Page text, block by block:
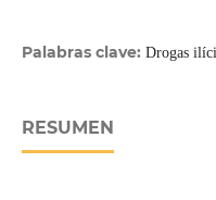
Palabras clave: Drogas
RESUMEN